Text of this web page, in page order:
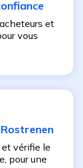
et
vous
Rostrenen
vérifie le
pour une